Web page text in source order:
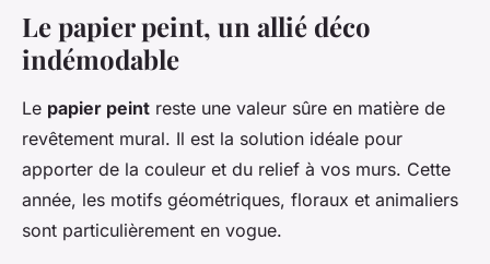
Le papier peint, un allié déco
indémodable
Le papier peint reste une valeur sûre en matière de
revêtement mural. Il est la solution idéale pour
apporter de la couleur et du relief à vos murs. Cette
année, les motifs géométriques, floraux et animaliers
sont particulièrement en vogue.